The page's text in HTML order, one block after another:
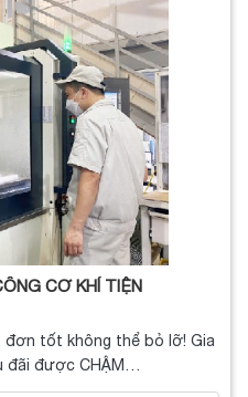
CƠ KHÍ TIỆN
đơn tốt không thể bỏ lỡ! Gia
đãi được CHẬM…